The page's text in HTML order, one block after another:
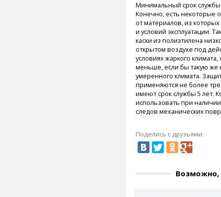
Минимальный срок службы
Конечно, есть некоторые
от материалов, из
и условий эксплуатации.
каски из полиэтилена
открытом воздухе под
условиях жаркого климата,
меньше, если бы такую же
умеренного климата.
применяются не более
имеют срок службы 5 лет.
использовать при
следов механических
Поделись с друзьями:
Возможно,